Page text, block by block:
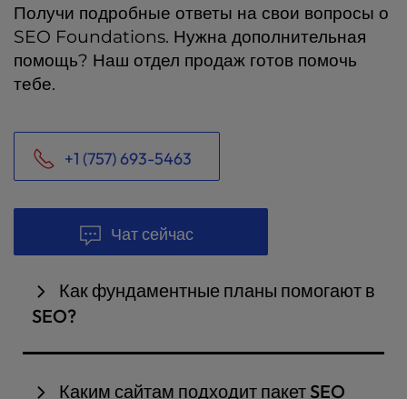
Получи подробные ответы на свои вопросы о
SEO Foundations. Нужна дополнительная
помощь? Наш отдел продаж готов помочь
тебе.
+1 (757) 693-5463
Чат сейчас
Как фундаментные планы помогают в
SEO?
Базовые планы устанавливают основы SEO для
Каким сайтам подходит пакет SEO